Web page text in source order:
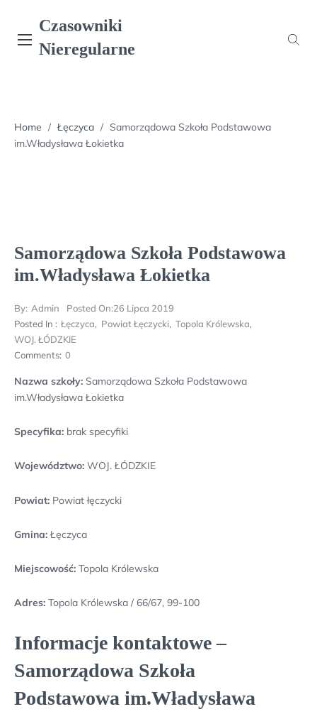
content
Czasowniki
Nieregularne
Home / Łęczyca / Samorządowa Szkoła Podstawowa
im.Władysława Łokietka
Samorządowa Szkoła Podstawowa
im.Władysława Łokietka
By: Admin Posted On:26 Lipca 2019
Posted In : Łęczyca, Powiat Łęczycki, Topola Królewska,
WOJ. ŁÓDZKIE
Comments: 0
Nazwa szkoły: Samorządowa Szkoła Podstawowa
im.Władysława Łokietka
Specyfika: brak specyfiki
Województwo: WOJ. ŁÓDZKIE
Powiat: Powiat łęczycki
Gmina: Łęczyca
Miejscowość: Topola Królewska
Adres: Topola Królewska / 66/67, 99-100
Informacje kontaktowe –
Samorządowa Szkoła
Podstawowa im.Władysława